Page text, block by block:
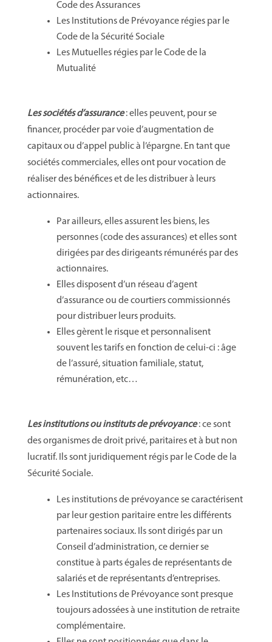
Code des Assurances
Les Institutions de Prévoyance régies par le
Code de la Sécurité Sociale
Les Mutuelles régies par le Code de la
Mutualité
Les sociétés d’assurance: elles peuvent, pour se
financer, procéder par voie d’augmentation de
capitaux ou d’appel public à l’épargne. En tant que
sociétés commerciales, elles ont pour vocation de
réaliser des bénéfices et de les distribuer à leurs
actionnaires.
Par ailleurs, elles assurent les biens, les
personnes (code des assurances) et elles sont
dirigées par des dirigeants rémunérés par des
actionnaires.
Elles disposent d’un réseau d’agent
d’assurance ou de courtiers commissionnés
pour distribuer leurs produits.
Elles gèrent le risque et personnalisent
souvent les tarifs en fonction de celui-ci : âge
de l’assuré, situation familiale, statut,
rémunération, etc…
Les institutions ou instituts de prévoyance: ce sont
des organismes de droit privé, paritaires et à but non
lucratif. Ils sont juridiquement régis par le Code de la
Sécurité Sociale.
Les institutions de prévoyance se caractérisent
par leur gestion paritaire entre les différents
partenaires sociaux. Ils sont dirigés par un
Conseil d’administration, ce dernier se
constitue à parts égales de représentants de
salariés et de représentants d’entreprises.
Les Institutions de Prévoyance sont presque
toujours adossées à une institution de retraite
complémentaire.